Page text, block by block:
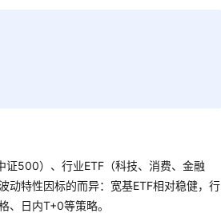
500）、行业ETF（科技、消费、金融
动特性因标的而异：宽基ETF相对稳健，行
、日内T+0等策略。